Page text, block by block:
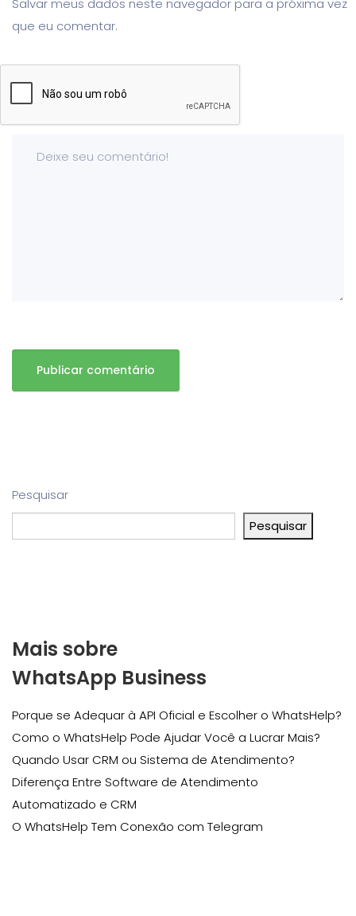
Salvar meus dados neste navegador para a próxima vez
que eu comentar.
Pesquisar
Pesquisar
Mais sobre
WhatsApp Business
Porque se Adequar à API Oficial e Escolher o WhatsHelp?
Como o WhatsHelp Pode Ajudar Você a Lucrar Mais?
Quando Usar CRM ou Sistema de Atendimento?
Diferença Entre Software de Atendimento
Automatizado e CRM
O WhatsHelp Tem Conexão com Telegram